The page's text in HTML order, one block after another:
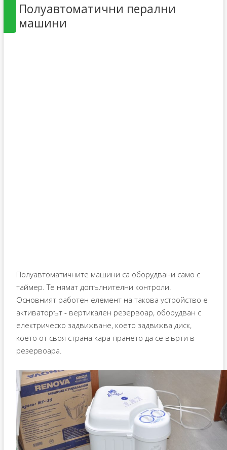
Полуавтоматични перални
машини
Полуавтоматичните машини са оборудвани само с
таймер. Те нямат допълнителни контроли.
Основният работен елемент на такова устройство е
активаторът - вертикален резервоар, оборудван с
електрическо задвижване, което задвижва диск,
което от своя страна кара прането да се върти в
резервоара.